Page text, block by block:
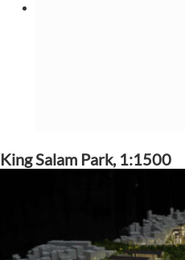
King Salam Park, 1:1500